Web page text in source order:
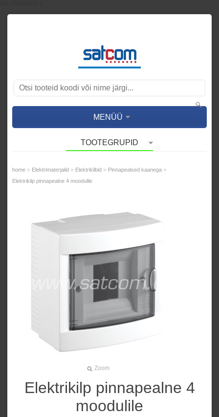
MENÜÜ
TOOTEGRUPID
home » Elektrimaterjalid » Elektrikilbid » Pinnapealsed kaanega »
Elektrikilp pinnapealne 4 moodulile
Zoom
Elektrikilp pinnapealne 4
moodulile